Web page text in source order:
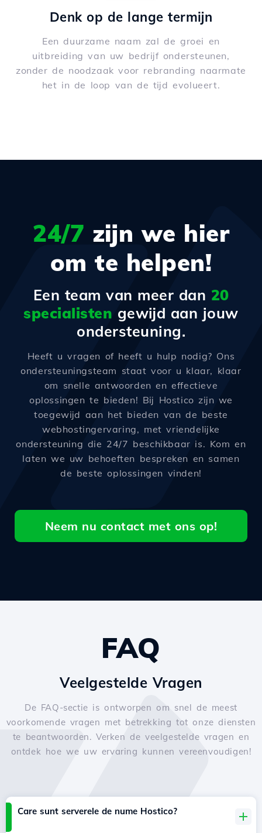
Denk op de lange termijn
Een duurzame naam zal de groei en
uitbreiding van uw bedrijf ondersteunen,
zonder de noodzaak voor rebranding naarmate
het in de loop van de tijd evolueert.
24/7 zijn we hier
om te helpen!
Een team van meer dan 20
specialisten gewijd aan jouw
ondersteuning.
Heeft u vragen of heeft u hulp nodig? Ons
ondersteuningsteam staat voor u klaar, klaar
om snelle antwoorden en effectieve
oplossingen te bieden! Bij Hostico zijn we
toegewijd aan het bieden van de beste
webhostingervaring, met vriendelijke
ondersteuning die 24/7 beschikbaar is. Kom en
laten we uw behoeften bespreken en samen
de beste oplossingen vinden!
Neem nu contact met ons op!
FAQ
Veelgestelde Vragen
De FAQ-sectie is ontworpen om snel de meest
voorkomende vragen met betrekking tot onze diensten
te beantwoorden. Verken de veelgestelde vragen en
ontdek hoe we uw ervaring kunnen vereenvoudigen!
Care sunt serverele de nume Hostico?